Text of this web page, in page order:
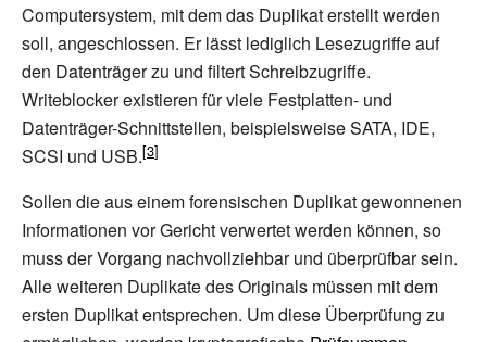
Computersystem, mit dem das Duplikat erstellt werden
soll, angeschlossen. Er lässt lediglich Lesezugriffe auf
den Datenträger zu und filtert Schreibzugriffe.
Writeblocker existieren für viele Festplatten- und
Datenträger-Schnittstellen, beispielsweise SATA, IDE,
SCSI und USB.
Sollen die aus einem forensischen Duplikat gewonnenen
Informationen vor Gericht verwertet werden können, so
muss der Vorgang nachvollziehbar und überprüfbar sein.
Alle weiteren Duplikate des Originals müssen mit dem
ersten Duplikat entsprechen. Um diese Überprüfung zu